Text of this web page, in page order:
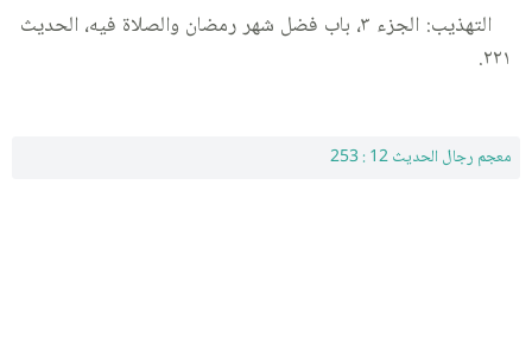
التهذيب: الجزء ٣، باب فضل شهر رمضان والصلاة فيه، الحديث
٢٢١.
معجم رجال الحديث 12 : 253